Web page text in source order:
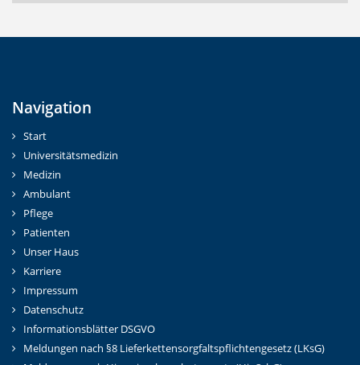
Navigation
Start
Universitätsmedizin
Medizin
Ambulant
Pflege
Patienten
Unser Haus
Karriere
Impressum
Datenschutz
Informationsblätter DSGVO
Meldungen nach §8 Lieferkettensorgfaltspflichtengesetz (LKsG)